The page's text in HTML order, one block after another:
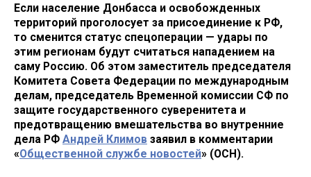
Если население Донбасса и освобожденных
территорий проголосует за присоединение к РФ,
то сменится статус спецоперации — удары по
этим регионам будут считаться нападением на
саму Россию. Об этом заместитель председателя
Комитета Совета Федерации по международным
делам, председатель Временной комиссии СФ по
защите государственного суверенитета и
предотвращению вмешательства во внутренние
дела РФ Андрей Климов заявил в комментарии
«Общественной службе новостей» (ОСН).